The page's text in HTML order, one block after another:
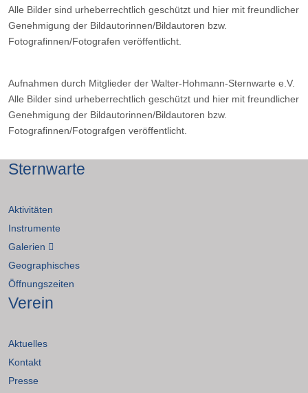
Alle Bilder sind urheberrechtlich geschützt und hier mit freundlicher
Genehmigung der Bildautorinnen/Bildautoren bzw.
Fotografinnen/Fotografen veröffentlicht.
Aufnahmen durch Mitglieder der Walter-Hohmann-Sternwarte e.V.
Alle Bilder sind urheberrechtlich geschützt und hier mit freundlicher
Genehmigung der Bildautorinnen/Bildautoren bzw.
Fotografinnen/Fotografgen veröffentlicht.
Sternwarte
Aktivitäten
Instrumente
Galerien
Geographisches
Öffnungszeiten
Verein
Aktuelles
Kontakt
Presse